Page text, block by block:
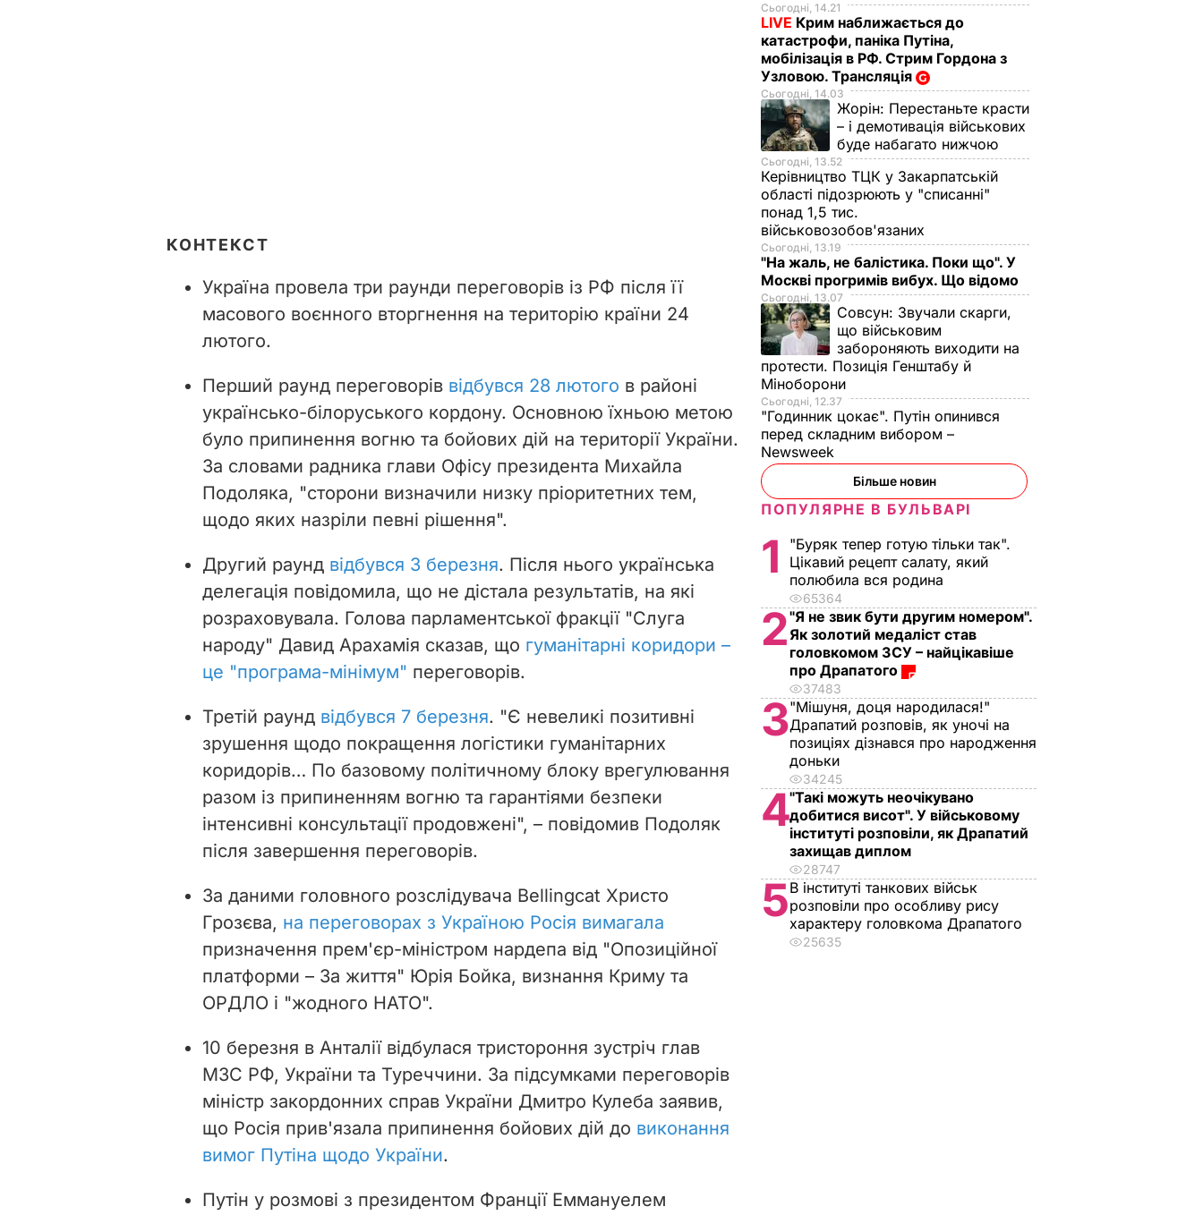
КОНТЕКСТ
Україна провела три раунди переговорів із РФ після її
масового воєнного вторгнення на територію країни 24
лютого.
Перший раунд переговорів відбувся 28 лютого в районі
українсько-білоруського кордону. Основною їхньою метою
було припинення вогню та бойових дій на території України.
За словами радника глави Офісу президента Михайла
Подоляка, "сторони визначили низку пріоритетних тем,
щодо яких назріли певні рішення".
Другий раунд відбувся 3 березня. Після нього українська
делегація повідомила, що не дістала результатів, на які
розраховувала. Голова парламентської фракції "Слуга
народу" Давид Арахамія сказав, що гуманітарні коридори –
це "програма-мінімум" переговорів.
Третій раунд відбувся 7 березня. "Є невеликі позитивні
зрушення щодо покращення логістики гуманітарних
коридорів… По базовому політичному блоку врегулювання
разом із припиненням вогню та гарантіями безпеки
інтенсивні консультації продовжені", – повідомив Подоляк
після завершення переговорів.
За даними головного розслідувача Bellingcat Христо
Грозєва, на переговорах з Україною Росія вимагала
призначення прем'єр-міністром нардепа від "Опозиційної
платформи – За життя" Юрія Бойка, визнання Криму та
ОРДЛО і "жодного НАТО".
10 березня в Анталії відбулася тристороння зустріч глав
МЗС РФ, України та Туреччини. За підсумками переговорів
міністр закордонних справ України Дмитро Кулеба заявив,
що Росія прив'язала припинення бойових дій до виконання
вимог Путіна щодо України.
Путін у розмові з президентом Франції Еммануелем
Сьогодні, 14.21
LIVE Крим наближається до
катастрофи, паніка Путіна,
мобілізація в РФ. Стрим Гордона з
Узловою. Трансляція
Сьогодні, 14.03
Жорін: Перестаньте красти
– і демотивація військових
буде набагато нижчою
Сьогодні, 13.52
Керівництво ТЦК у Закарпатській
області підозрюють у "списанні"
понад 1,5 тис.
військовозобов'язаних
Сьогодні, 13.19
"На жаль, не балістика. Поки що". У
Москві прогримів вибух. Що відомо
Сьогодні, 13.07
Совсун: Звучали скарги,
що військовим
забороняють виходити на
протести. Позиція Генштабу й
Міноборони
Сьогодні, 12.37
"Годинник цокає". Путін опинився
перед складним вибором –
Newsweek
Більше новин
ПОПУЛЯРНЕ В БУЛЬВАРІ
1
"Буряк тепер готую тільки так".
Цікавий рецепт салату, який
полюбила вся родина
65364
2"Я не звик бути другим номером".
Як золотий медаліст став
головкомом ЗСУ – найцікавіше
про Драпатого
37483
3"Мішуня, доця народилася!"
Драпатий розповів, як уночі на
позиціях дізнався про народження
доньки
34245
4"Такі можуть неочікувано
добитися висот". У військовому
інституті розповіли, як Драпатий
захищав диплом
28747
5В інституті танкових військ
розповіли про особливу рису
характеру головкома Драпатого
25635